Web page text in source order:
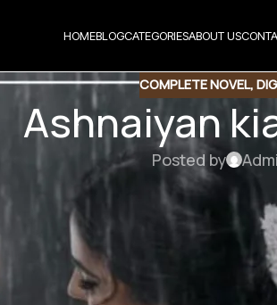
HOMEBLOGCATEGORIESABOUT US
COMPLETE NOVEL,
Ashnaiyan
Posted by
Ashnaiyan kia kia by
Genre : Digest Complete
Download Link